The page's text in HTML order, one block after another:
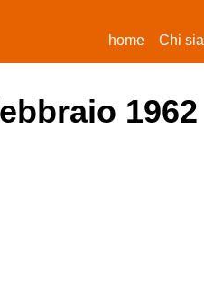
home(current)
Chi
1962